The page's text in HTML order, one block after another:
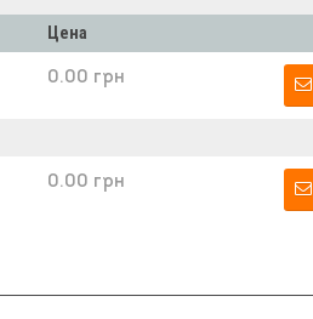
Цена
0.00 грн
0.00 грн